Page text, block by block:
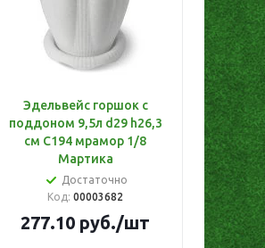
Эдельвейс горшок с
поддоном 9,5л d29 h26,3
см С194 мрамор 1/8
Мартика
Достаточно
Код: 00003682
277.10 руб./шт